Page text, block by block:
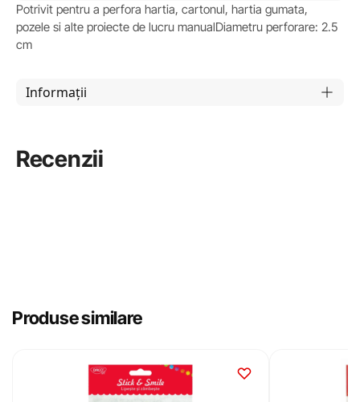
Potrivit pentru a perfora hartia, cartonul, hartia gumata,
pozele si alte proiecte de lucru manualDiametru perforare: 2.5
cm
Informații
Recenzii
Produse similare